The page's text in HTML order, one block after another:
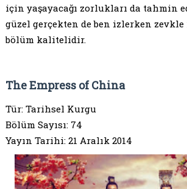
için yaşayacağı zorlukları da tahmin
güzel gerçekten de ben izlerken
bölüm kalitelidir.
The Empress of China
Tür: Tarihsel Kurgu
Bölüm Sayısı: 74
Yayın Tarihi: 21 Aralık 2014